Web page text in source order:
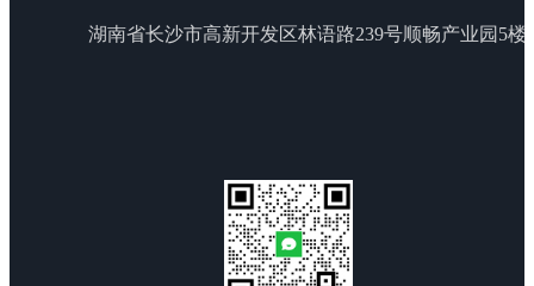
湖南省长沙市高新开发区林语路239号顺畅产业园5楼